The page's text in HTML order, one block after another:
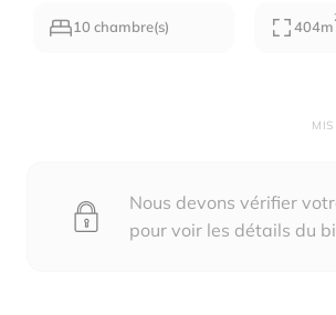
10 chambre(s) 404m
Nous devons vérifier
pour voir les détails du